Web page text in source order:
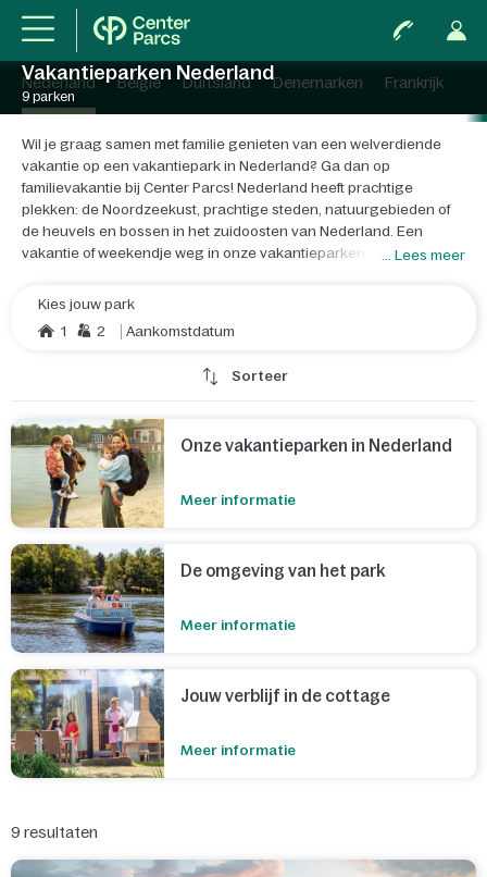
Nederland België Duitsland Denemarken Frankrijk
Vakantieparken Nederland
9 parken
Wil je graag samen met familie genieten van een welverdiende
vakantie op een vakantiepark in Nederland? Ga dan op
familievakantie bij Center Parcs! Nederland heeft prachtige
plekken: de Noordzeekust, prachtige steden, natuurgebieden of
de heuvels en bossen in het zuidoosten van Nederland. Een
vakantie of weekendje weg in onze vakantieparken in Nederland
Fiets of wandel door de vele natuurgebieden die Nederland rijk is.
water te bekijken. Ben je strandliefhebber? Ook dan kan je je
voor de actievelingen: boek een surfles in Noord- of Zuid-Holland!
Je hoeft niet zo lang te reizen, dus je bent in een mum van tijd in
een van onze vakantieparken. Wat dacht je van een vakantiepark
in de buurt van Attractiepark Toverland in Limburg. Liever een
actievere vakantie? Dan kan je waterskiën op het Eemmeer in
Flevoland, of genieten van de sneeuw in Montana Snowcenter in
Noord-Brabant.
... Lees meer
Kies jouw park
1
2 Aankomstdatum
Sorteer
Onze vakantieparken in Nederland
Meer informatie
De omgeving van het park
Meer informatie
Jouw verblijf in de cottage
Meer informatie
9 resultaten